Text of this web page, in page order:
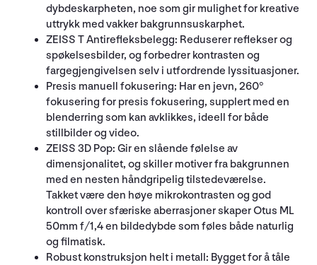
dybdeskarpheten, noe som gir mulighet for kreative
uttrykk med vakker bakgrunnsuskarphet.
ZEISS T Antirefleksbelegg: Reduserer reflekser og
spøkelsesbilder, og forbedrer kontrasten og
fargegjengivelsen selv i utfordrende lyssituasjoner.
Presis manuell fokusering: Har en jevn, 260°
fokusering for presis fokusering, supplert med en
blenderring som kan avklikkes, ideell for både
stillbilder og video.
ZEISS 3D Pop: Gir en slående følelse av
dimensjonalitet, og skiller motiver fra bakgrunnen
med en nesten håndgripelig tilstedeværelse.
Takket være den høye mikrokontrasten og god
kontroll over sfæriske aberrasjoner skaper Otus ML
50mm f/1,4 en bildedybde som føles både naturlig
og filmatisk.
Robust konstruksjon helt i metall: Bygget for å tåle